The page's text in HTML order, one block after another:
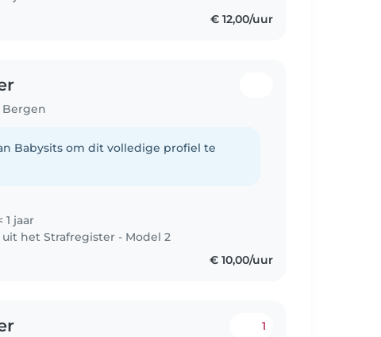
€ 12,00/uur
Babysits om dit volledige profiel te
1 jaar
het Strafregister - Model 2
€ 10,00/uur
1